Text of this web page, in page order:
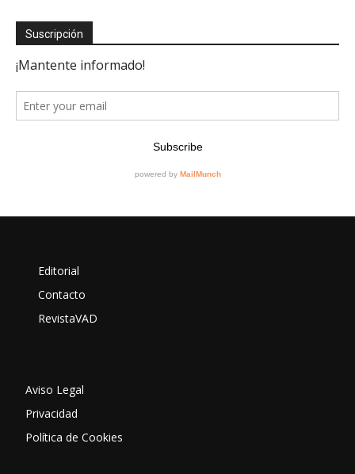
Suscripción
Editorial
Contacto
RevistaVAD
Aviso Legal
Privacidad
Política de Cookies